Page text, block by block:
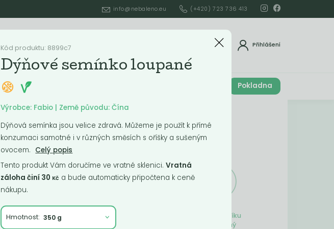
info@nebaleno.eu (+420) 723 736 413
Přihlášení
Jak naše rozvozy fungují Pokladna
Obsah košíku
je prázdný
Nejprodávanější Nejnovější
Kód produktu: 8899c7
Dýňové semínko loupané
Výrobce: Fabio | Země původu: Čína
Dýňová semínka jsou velice zdravá. Můžeme je použít k přímé
konzumaci samotné i v různých směsích s oříšky a sušeným
ovocem. Celý popis
Tento produkt Vám doručíme ve vratné sklenici. Vratná
záloha činí 30 Kč a bude automaticky připočtena k ceně
nákupu.
Hmotnost: